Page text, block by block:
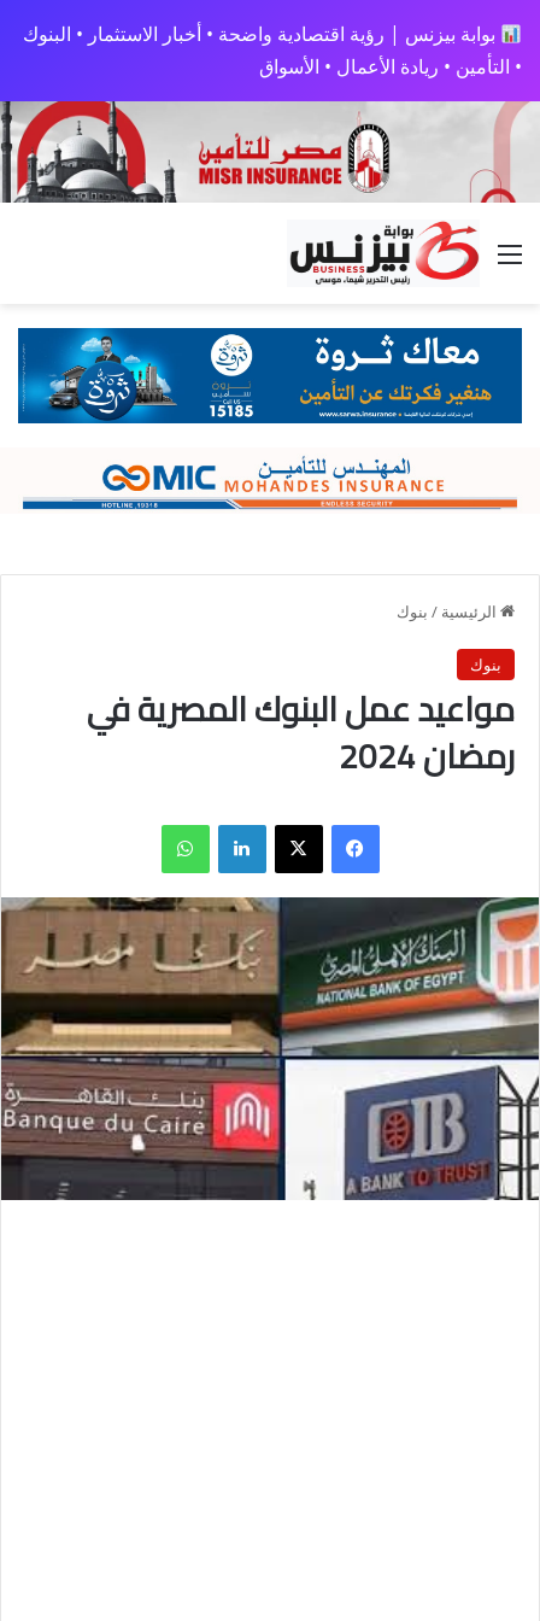
بوابة بيزنس | رؤية اقتصادية واضحة • أخبار الاستثمار • البنوك
• التأمين • ريادة الأعمال • الأسواق
القائمة
الرئيسية / بنوك
بنوك
مواعيد عمل البنوك المصرية في
رمضان 2024
فيسبوك X لينكدإن